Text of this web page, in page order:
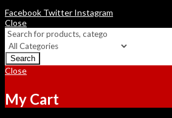
Facebook Twitter Instagram
Close
Search
Close
My Cart